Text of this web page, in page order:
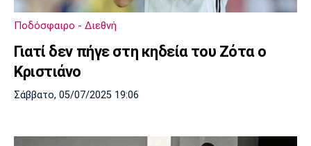
Ποδόσφαιρο - Διεθνή
Γιατί δεν πήγε στη κηδεία του Ζότα ο
Κριστιάνο
Σάββατο, 05/07/2025 19:06